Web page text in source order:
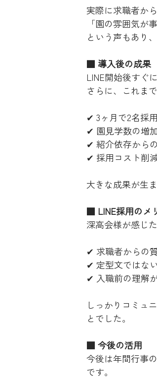
実際に求職者から
「園の雰囲気が
という声もあり
■ 導入後の成果
LINE開始後すぐ
さらに、これま
✔ 3ヶ月で2名採用
✔ 園見学数の増加
✔ 紹介依存から
✔ 採用コスト削
大きな成果が生
■ LINE採用のメ
深高会様が感じ
✔ 求職者からの
✔ 定型文ではな
✔ 入職前の理解
しっかりコミュ
とでした。
■ 今後の活用
今後は年間行事
です。